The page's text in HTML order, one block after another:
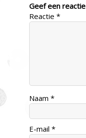
Geef een reactie
Reactie *
Naam *
E-mail *